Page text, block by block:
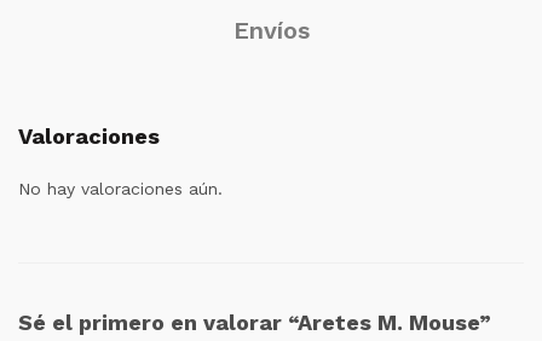
Envíos
Valoraciones
No hay valoraciones aún.
Sé el primero en valorar “Aretes M. Mouse”